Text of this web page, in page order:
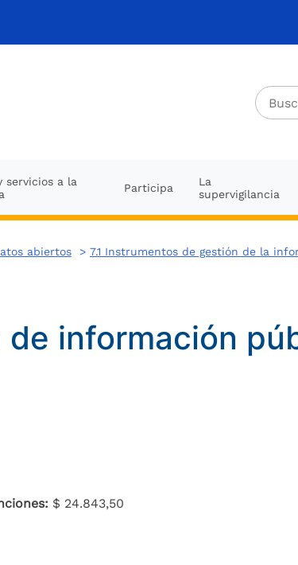
servicios a la
Participa
La
supervigilancia
abiertos> 7.1 Instrumentos de gestión de la
información
$ 24.843,50